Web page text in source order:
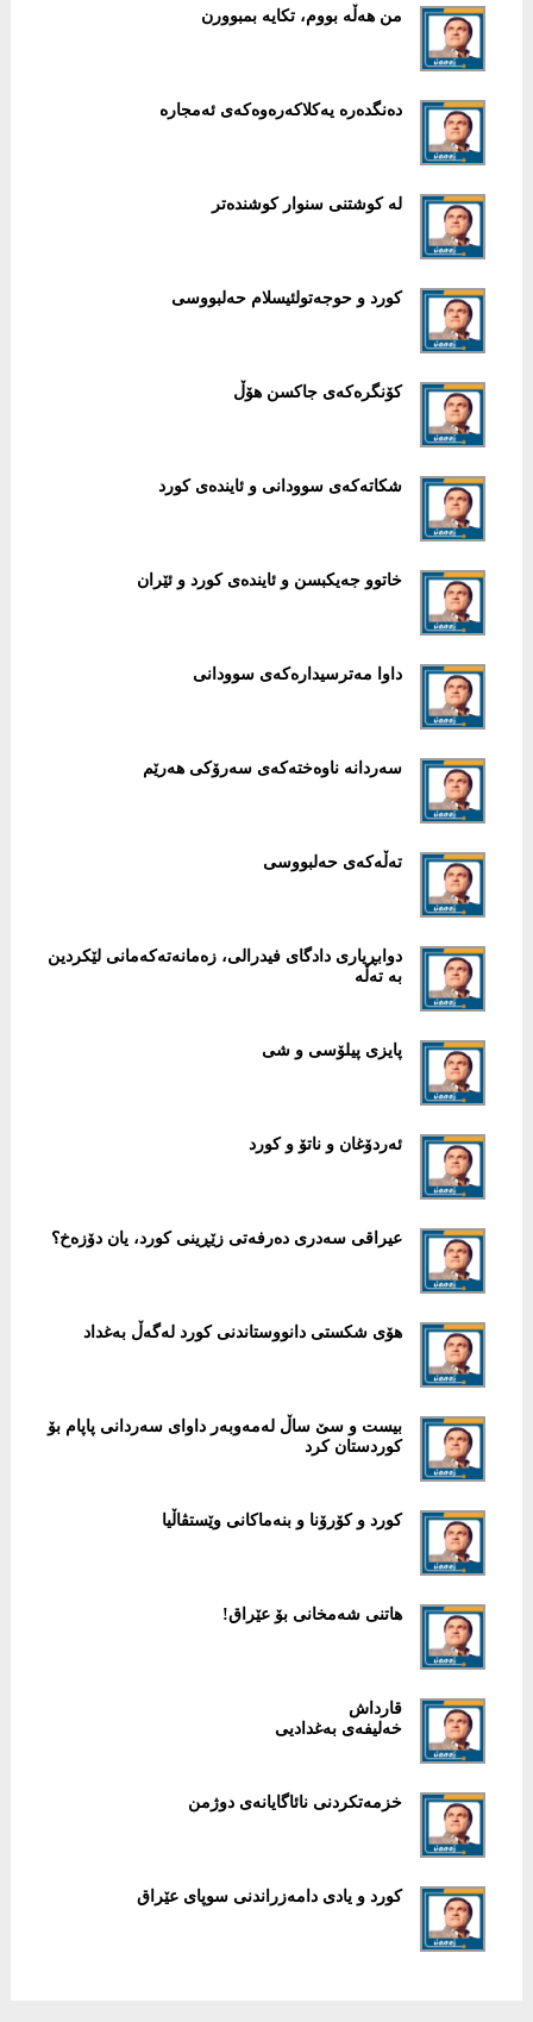
من هەڵە بووم، تکایە بمبوورن
دەنگدەرە یەکلاکەرەوەکەی ئەمجارە
لە کوشتنی سنوار کوشندەتر
کورد و حوجەتولئیسلام حەلبووسی
کۆنگرەکەی جاکسن هۆڵ
شکاتەکەی سوودانی و ئایندەی کورد
خاتوو جەیکبسن و ئایندەی کورد و ئێران
داوا مەترسیدارەکەی سوودانی
سەردانە ناوەختەکەی سەرۆکی هەرێم
تەڵەکەی حەلبووسی
دوابڕیاری دادگای فیدرالی، زەمانەتەکەمانی لێکردین
بە تەڵە
پایزی پیلۆسی و شی
ئەردۆغان و ناتۆ و کورد
عیراقی سەدری دەرفەتی زێڕینی کورد، یان دۆزەخ؟
هۆی شکستی دانووستاندنی کورد لەگەڵ بەغداد
بیست و سێ‌ ساڵ له‌مه‌وبه‌ر داوای سه‌ردانی پاپام بۆ
كوردستان كرد
كورد و كۆرۆنا و بنه‌ماكانی وێستڤاڵیا
هاتنی شه‌مخانی بۆ عێراق!
قارداش
خه‌لیفه‌ی به‌غدادیی
خزمه‌تكردنی نائاگایانه‌ی دوژمن
كورد و یادی دامه‌زراندنی سوپای عێراق